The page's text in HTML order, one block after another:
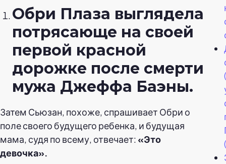
Обри Плаза выглядела
потрясающе на своей
первой красной
дорожке после смерти
мужа Джеффа Баэны.
Затем Сьюзан, похоже, спрашивает Обри о
поле своего будущего ребенка, и будущая
мама, судя по всему, отвечает: «Это
девочка».